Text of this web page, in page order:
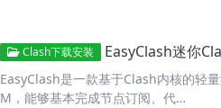
Clash下载安装 EasyClash迷你
EasyClash是一款基于Clash内核的轻
M，能够基本完成节点订阅、代…